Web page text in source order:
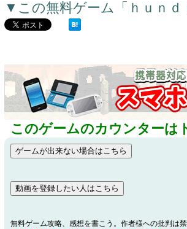
▼この無料ゲーム「ｈｕｎ
このゲームのカウンターは
無料ゲーム攻略、感想を書こう。作者様への批判は禁